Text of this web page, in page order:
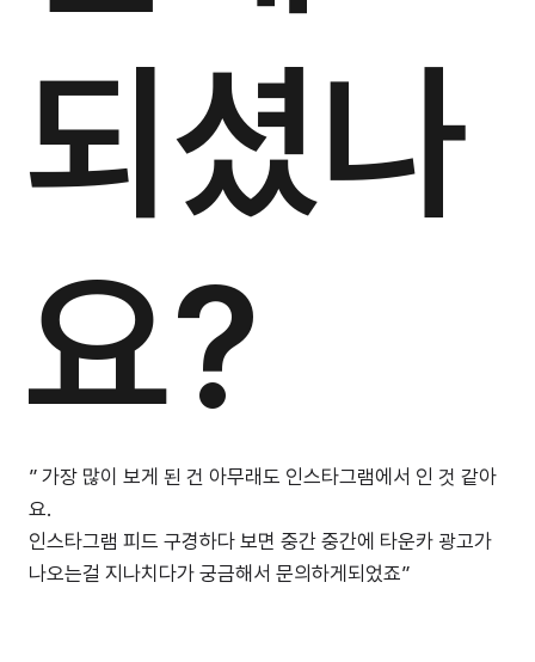
되셨나
요?
” 가장 많이 보게 된 건 아무래도 인스타그램에서 인 것 같아
요.
인스타그램 피드 구경하다 보면 중간 중간에 타운카 광고가
나오는걸 지나치다가 궁금해서 문의하게되었죠”